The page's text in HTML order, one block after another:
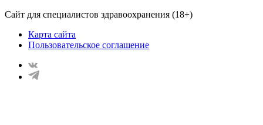
Сайт для специалистов здравоохранения (18+)
Карта сайта
Пользовательское соглашение